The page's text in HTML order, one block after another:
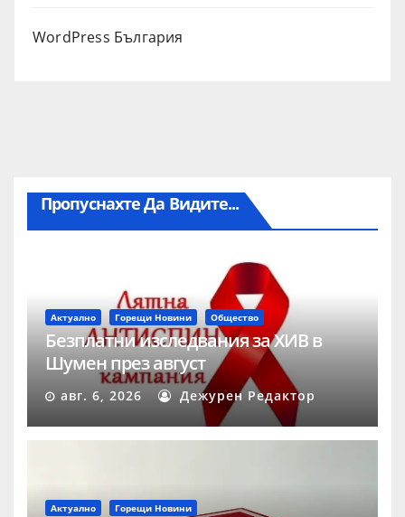
WordPress България
Пропуснахте Да Видите...
Актуално Горещи Новини Общество
Безплатни изследвания за ХИВ в
Шумен през август
авг. 6, 2026 Дежурен Редактор
Актуално Горещи Новини